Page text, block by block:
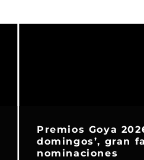
Premios Goya
domingos’, gran
nominaciones